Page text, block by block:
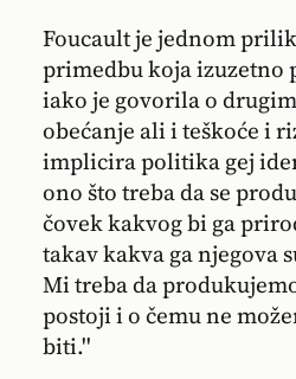
Foucault je jednom
primedbu koja izuzetno
iako je govorila o
obećanje ali i teškoće i
implicira politika gej
ono što treba da se
čovek kakvog bi ga
takav kakva ga njegova
Mi treba da
postoji i o čemu ne
biti.''